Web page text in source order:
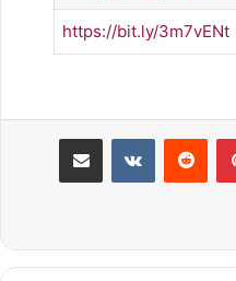
https://bit.ly/3m7vENt
پینترست‫رددیت ‫VKontakteاشتراک گذاری از طریق ایمیل